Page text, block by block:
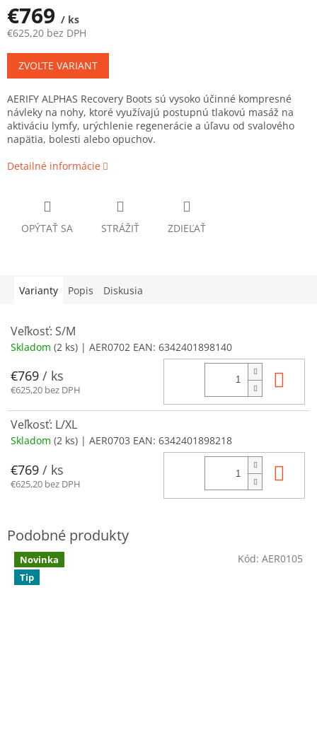
€769 / ks
€625,20 bez DPH
Jednotková
cena:
ZVOĽTE VARIANT
AERIFY ALPHAS Recovery Boots sú vysoko účinné kompresné
návleky na nohy, ktoré využívajú postupnú tlakovú masáž na
aktiváciu lymfy, urýchlenie regenerácie a úľavu od svalového
napätia, bolesti alebo opuchov.
Detailné informácie
OPÝTAŤ SA STRÁŽIŤ ZDIEĽAŤ
Varianty Popis Diskusia
Veľkosť: S/M
Skladom (2 ks) | AER0702 EAN: 6342401898140
€769 / ks
€625,20 bez DPH
Veľkosť: L/XL
Skladom (2 ks) | AER0703 EAN: 6342401898218
€769 / ks
€625,20 bez DPH
Novinka
Tip
Kód: AER0105